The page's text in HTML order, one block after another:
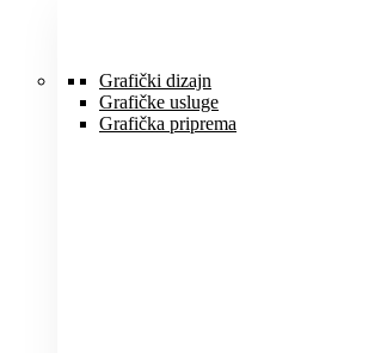
Grafički dizajn
Grafičke usluge
Grafička priprema